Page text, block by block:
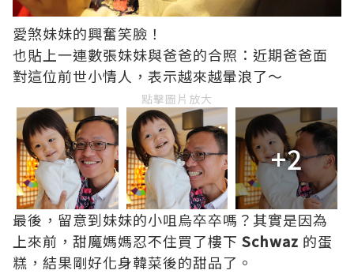
愛煞妹妹的興奮笑臉！
也貼上一連數張妹妹與爸爸的合照：近期爸爸面
對這位前世小情人，表示越來越暈浪了～
點擊圖片放大
+2
最後，留意到妹妹的小咀烏卒卒嗎？其實是因為
上來前，甜魔媽媽忍不住買了樓下 Schwaz 的蛋
糕，結果剛好化身韓菜後的甜品了。